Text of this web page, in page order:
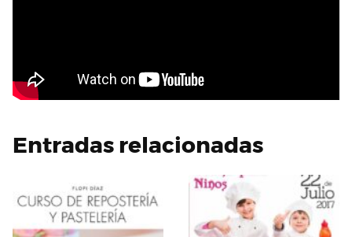
Entradas relacionadas